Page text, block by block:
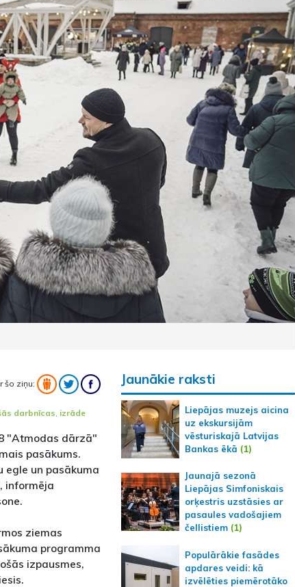
šo ziņu:
darbnīcas, izrāde
"Atmodas dārzā"
pasākums.
egle un pasākuma
informēja
ziemas
programma
izpausmes,
Jaunākie raksti
Liepājas muzejs aicina
uz ekskursijām
vēsturiskajā Latvijas
Bankas ēkā (1)
Jaunajā sezonā
Liepājas Simfoniskais
orķestris uzstāsies ar
pasaules vadošajiem
čellistiem(1)
Populārākie fasādes
apdares veidi: kā
izvēlēties piemērotāko